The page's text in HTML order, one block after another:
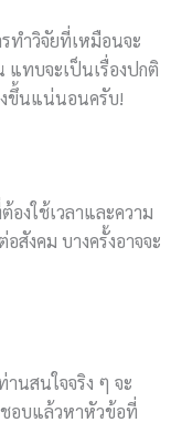
ทำวิจัยที่เหมือนจะ
แทบจะเป็นเรื่องปกติ
ขึ้นแน่นอนครับ!
งใช้เวลาและความ
สังคม บางครั้งอาจจะ
นสนใจจริง ๆ จะ
ชอบแล้วหาหัวข้อที่